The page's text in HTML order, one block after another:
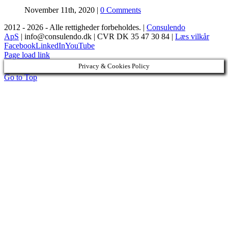
November 11th, 2020 | 0 Comments
2012 - 2026 - Alle rettigheder forbeholdes. | Consulendo
ApS | info@consulendo.dk | CVR DK 35 47 30 84 | Læs vilkår
FacebookLinkedInYouTube
Page load link
Privacy & Cookies Policy
Go to Top